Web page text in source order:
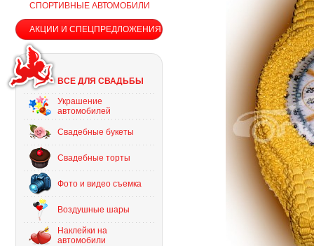
СПОРТИВНЫЕ АВТОМОБИЛИ
АКЦИИ И СПЕЦПРЕДЛОЖЕНИЯ
ВСЕ ДЛЯ СВАДЬБЫ
Украшение
автомобилей
Свадебные букеты
Свадебные торты
Фото и видео съемка
Воздушные шары
Наклейки на
автомобили